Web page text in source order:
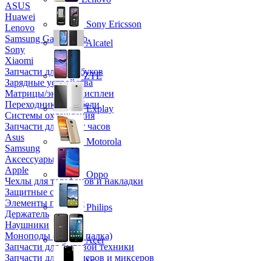
ASUS
Huawei
Lenovo
Samsung Galaxy Tab
Sony
Xiaomi
Запчасти для ноутбуков
Зарядные устройства
Матрицы/экраны/дисплеи
Переходники и кабели
Системы охлаждения
Запчасти для смарт часов
Asus
Samsung
Аксессуары
Apple
Чехлы для телефонов и накладки
Защитные стекла
Элементы питания
Держатель
Наушники
Моноподы (Селфи палка)
Запчасти для бытовой техники
Запчасти для блендеров и миксеров
Sony Ericsson
Alcatel
ZTE
Explay
Motorola
Oppo
Philips
Acer